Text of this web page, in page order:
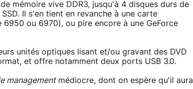
mémoire vive DDR3, jusqu'à 4 disques durs de
Il s'en tient en revanche à une carte
ou 6970), ou pire encore à une GeForce
unités optiques lisant et/ou gravant des DVD
et offre notamment deux ports USB 3.0.
managementmédiocre, dont on espère qu'il aura